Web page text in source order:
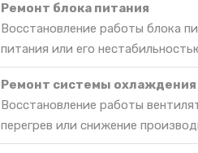
Ремонт блока питания
Восстановление работы блока
питания или его
Ремонт системы охлаждения
Восстановление работы
перегрев или снижение